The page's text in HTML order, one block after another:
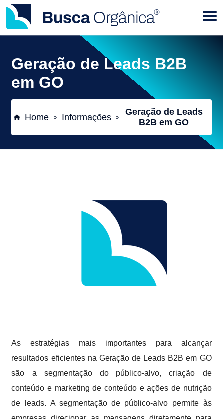
Geração de Leads B2B
em GO
Home » Informações »
Geração de Leads
B2B em GO
As estratégias mais importantes para alcançar
resultados eficientes na Geração de Leads B2B em GO
são a segmentação do público-alvo, criação de
conteúdo e marketing de conteúdo e ações de nutrição
de leads. A segmentação de público-alvo permite às